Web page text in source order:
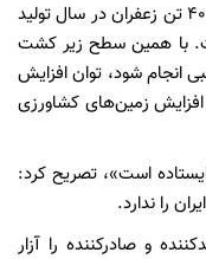
حسینی افزود: در حال حاضر در ایران حدود ۴۰۰ تن زعفران در سال تولید
با همین سطح زیر کشت
انجام شود، توان افزایش
به افزایش زمین‌های کشاورزی
است»، تصریح کرد:
را ندارد.
و صادرکننده را آزار